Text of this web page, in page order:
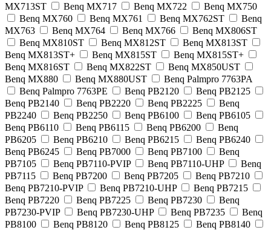
MX713ST
Benq MX717 Benq MX722
Benq MX750
Benq MX760
Benq MX761 Benq MX762ST
Benq
MX763
Benq MX764 Benq MX766
Benq MX806ST
Benq MX810ST
Benq MX812ST
Benq MX813ST
Benq MX813ST+
Benq MX815ST
Benq MX815ST+
Benq MX816ST
Benq MX822ST
Benq MX850UST
Benq MX880
Benq MX880UST
Benq Palmpro 7763PA
Benq Palmpro 7763PE
Benq PB2120
Benq PB2125
Benq PB2140
Benq PB2220 Benq PB2225
Benq
PB2240
Benq PB2250 Benq PB6100
Benq PB6105
Benq PB6110
Benq PB6115 Benq PB6200
Benq
PB6205
Benq PB6210 Benq PB6215
Benq PB6240
Benq PB6245
Benq PB7000 Benq PB7100
Benq
PB7105
Benq PB7110-PVIP Benq PB7110-UHP
Benq
PB7115
Benq PB7200 Benq PB7205
Benq PB7210
Benq PB7210-PVIP
Benq PB7210-UHP
Benq PB7215
Benq PB7220
Benq PB7225 Benq PB7230
Benq
PB7230-PVIP
Benq PB7230-UHP Benq PB7235
Benq
PB8100
Benq PB8120 Benq PB8125
Benq PB8140